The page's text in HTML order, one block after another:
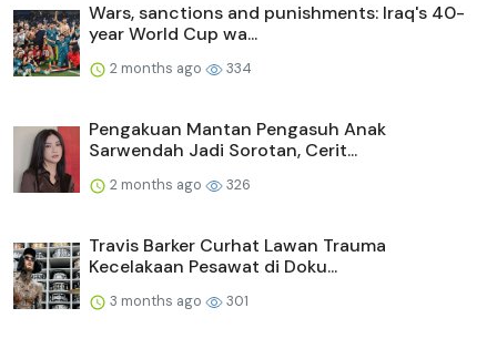
Wars, sanctions and punishments: Iraq's 40-
year World Cup wa...
2 months ago 334
Pengakuan Mantan Pengasuh Anak
Sarwendah Jadi Sorotan, Cerit...
2 months ago 326
Travis Barker Curhat Lawan Trauma
Kecelakaan Pesawat di Doku...
3 months ago 301